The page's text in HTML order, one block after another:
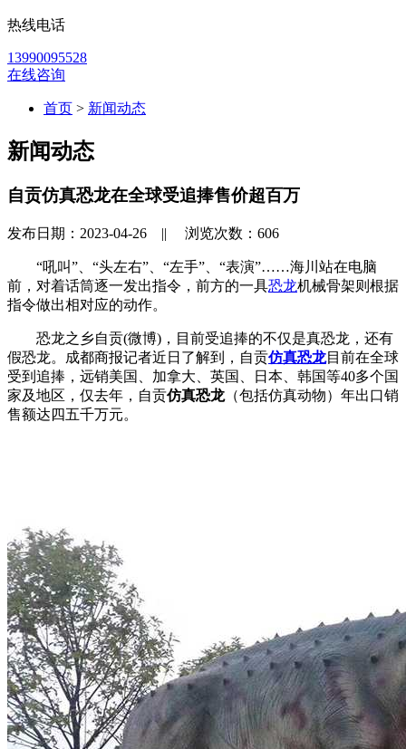
热线电话
13990095528
在线咨询
首页 > 新闻动态
新闻动态
自贡仿真恐龙在全球受追捧售价超百万
发布日期：2023-04-26 || 浏览次数： 606
“吼叫”、“头左右”、“左手”、“表演”……海川站在电脑
前，对着话筒逐一发出指令，前方的一具恐龙机械骨架则根据
指令做出相对应的动作。
恐龙之乡自贡(微博)，目前受追捧的不仅是真恐龙，还有
假恐龙。成都商报记者近日了解到，自贡仿真恐龙目前在全球
受到追捧，远销美国、加拿大、英国、日本、韩国等40多个国
家及地区，仅去年，自贡仿真恐龙（包括仿真动物）年出口销
售额达四五千万元。